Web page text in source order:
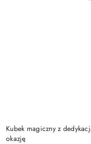
Kubek magiczny z
okazję